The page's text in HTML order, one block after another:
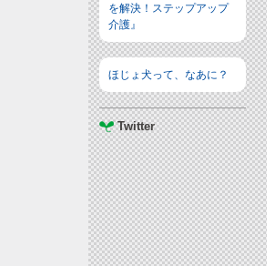
を解決！ステップアップ
介護』
ほじょ犬って、なあに？
Twitter